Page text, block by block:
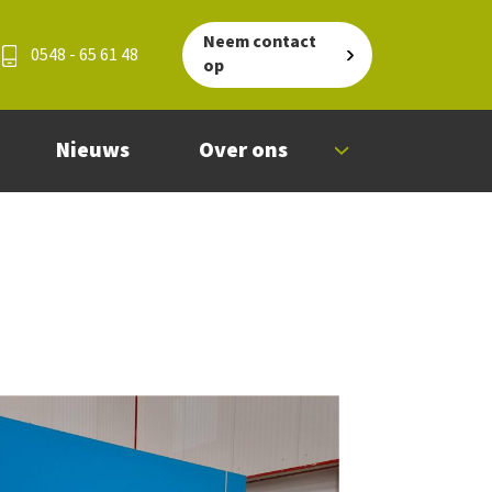
0548 - 65 61 48
Neem contact
op
Nieuws Over ons